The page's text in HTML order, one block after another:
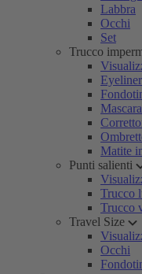
Labbra
Occhi
Set
Trucco
Matite
Punti salienti
Trucco
Trucco
Travel Size
Occhi